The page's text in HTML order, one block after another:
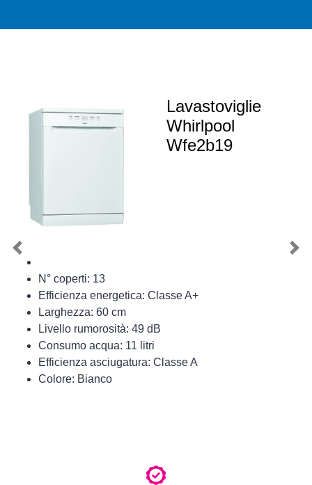
Lavastoviglie
Whirlpool
Wfe2b19
N° coperti: 13
Efficienza energetica: Classe A+
Larghezza: 60 cm
Livello rumorosità: 49 dB
Consumo acqua: 11 litri
Efficienza asciugatura: Classe A
Colore: Bianco
Previous